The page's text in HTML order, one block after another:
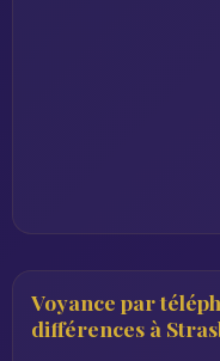
Voyance par
différences à